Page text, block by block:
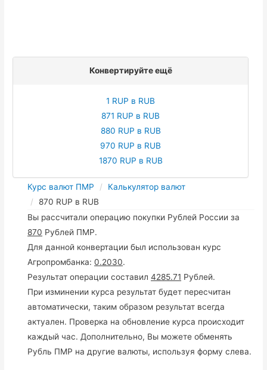
Конвертируйте ещё
1 RUP в RUB
871 RUP в RUB
880 RUP в RUB
970 RUP в RUB
1870 RUP в RUB
Курс валют ПМР
Калькулятор валют
870 RUP в RUB
Вы рассчитали операцию покупки Рублей России за
870 Рублей ПМР.
Для данной конвертации был использован курс
Агропромбанка:0.2030.
Результат операции составил4285.71 Рублей.
При изминении курса результат будет пересчитан
автоматически, таким образом результат всегда
актуален. Проверка на обновление курса происходит
каждый час. Дополнительно, Вы можете обменять
Рубль ПМР на другие валюты, используя форму слева.